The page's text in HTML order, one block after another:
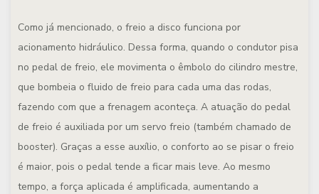
Como já mencionado, o freio a disco funciona por
acionamento hidráulico. Dessa forma, quando o condutor pisa
no pedal de freio, ele movimenta o êmbolo do cilindro mestre,
que bombeia o fluido de freio para cada uma das rodas,
fazendo com que a frenagem aconteça. A atuação do pedal
de freio é auxiliada por um servo freio (também chamado de
booster). Graças a esse auxílio, o conforto ao se pisar o freio
é maior, pois o pedal tende a ficar mais leve. Ao mesmo
tempo, a força aplicada é amplificada, aumentando a